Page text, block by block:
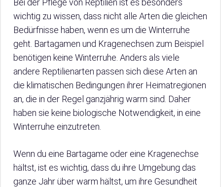
wichtig zu wissen, dass nicht alle Arten die gleichen
Bedürfnisse haben, wenn es um die Winterruhe
geht. Bartagamen und Kragenechsen zum Beispiel
benötigen keine Winterruhe. Anders als viele
andere Reptilienarten passen sich diese Arten an
die klimatischen Bedingungen ihrer Heimatregionen
an, die in der Regel ganzjährig warm sind. Daher
haben sie keine biologische Notwendigkeit, in eine
Winterruhe einzutreten.
Wenn du eine Bartagame oder eine Kragenechse
hältst, ist es wichtig, dass du ihre Umgebung das
ganze Jahr über warm hältst, um ihre Gesundheit